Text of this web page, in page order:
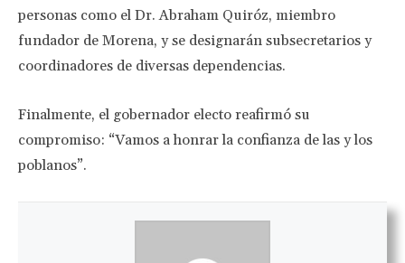
personas como el Dr. Abraham Quiróz, miembro
fundador de Morena, y se designarán subsecretarios y
coordinadores de diversas dependencias.
Finalmente, el gobernador electo reafirmó su
compromiso: “Vamos a honrar la confianza de las y los
poblanos”.